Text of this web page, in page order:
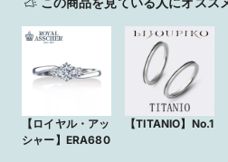
【ロイヤル・アッ
シャー】ERA680
【TITANIO】No.1